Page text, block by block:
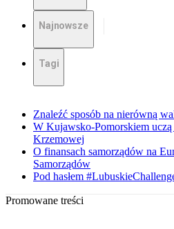
Najnowsze
Tagi
Znaleźć sposób na nierówną
W Kujawsko-Pomorskiem
Krzemowej
O finansach samorządów na
Samorządów
Pod hasłem
Promowane treści